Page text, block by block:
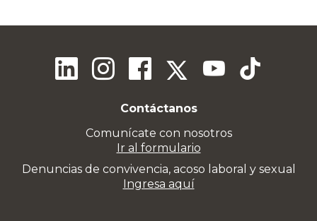
Contáctanos
Comunícate con nosotros
Ir al formulario
Denuncias de convivencia, acoso laboral y sexual
Ingresa aquí